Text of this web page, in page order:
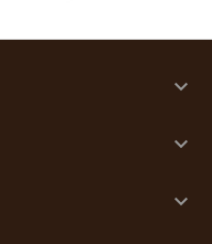


